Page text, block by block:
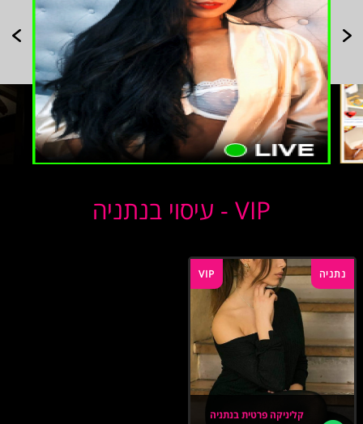
VIP - עיסוי בנתניה
VIP נתניה
קליניקה פרטית בנתניה